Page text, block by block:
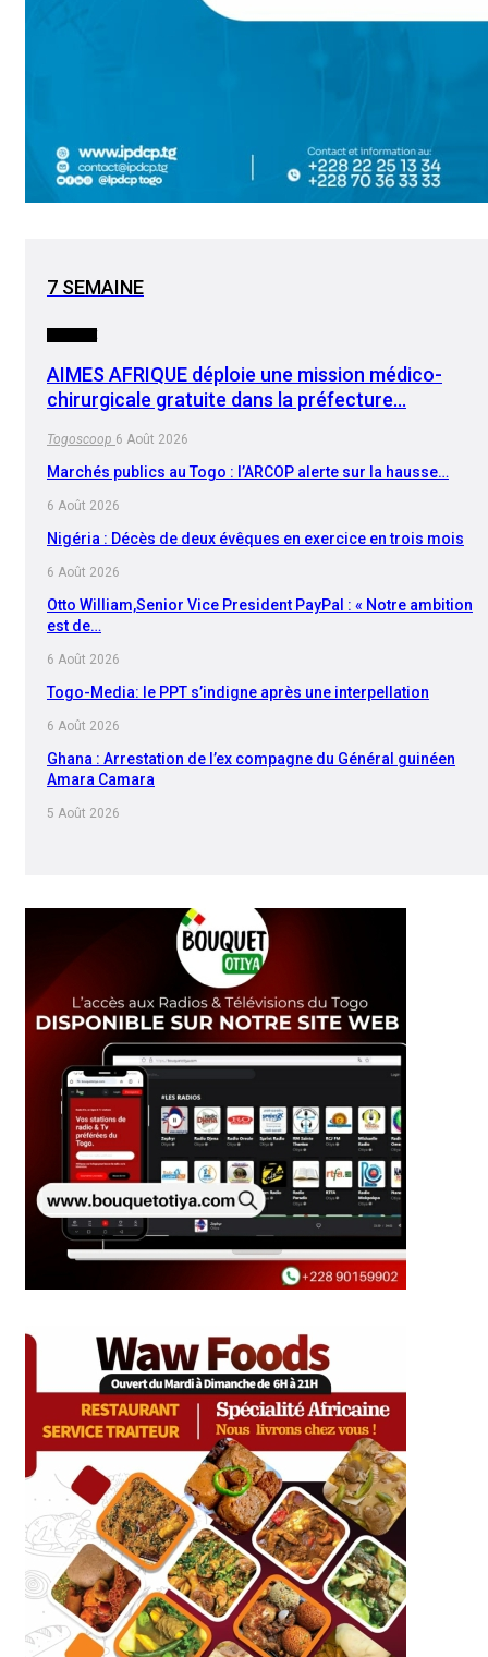
7 SEMAINE
AIMES AFRIQUE déploie une mission médico-
chirurgicale gratuite dans la préfecture…
Togoscoop 6 Août 2026
Marchés publics au Togo : l’ARCOP alerte sur la hausse…
6 Août 2026
Nigéria : Décès de deux évêques en exercice en trois mois
6 Août 2026
Otto William,Senior Vice President PayPal : « Notre ambition
est de…
6 Août 2026
Togo-Media: le PPT s’indigne après une interpellation
6 Août 2026
Ghana : Arrestation de l’ex compagne du Général guinéen
Amara Camara
5 Août 2026